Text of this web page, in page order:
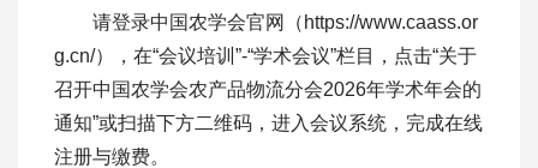
请登录中国农学会官网（ https://www.caass.or
g.cn/），在“会议培训”-“学术会议”栏目，点击“关于
召开中国农学会农产品物流分会2026年学术年会的
通知”或扫描下方二维码，进入会议系统，完成在线
注册与缴费。